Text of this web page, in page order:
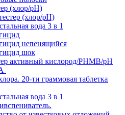
(хлор/pH)
(хлор/pH)
вода 3 в 1
непенящийся
шок
активный кислород/PHMB/pH
20-ти граммовая таблетка
вода 3 в 1